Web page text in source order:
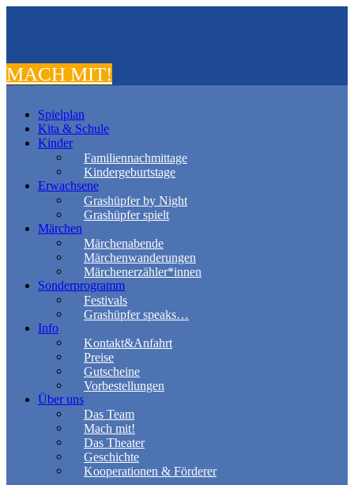
MACH MIT!
Spielplan
Kita & Schule
Kinder
Familiennachmittage
Kindergeburtstage
Erwachsene
Grashüpfer by Night
Grashüpfer spielt
Märchen
Märchenabende
Märchenwanderungen
Märchenerzähler*innen
Sonderprogramm
Festivals
Grashüpfer speaks…
Info
Kontakt&Anfahrt
Preise
Gutscheine
Vorbestellungen
Über uns
Das Team
Mach mit!
Das Theater
Geschichte
Kooperationen & Förderer